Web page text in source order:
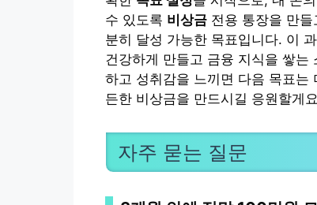
수 있도록 비상금 전용 통장을 만
분히 달성 가능한 목표입니다. 이
건강하게 만들고 금융 지식을 쌓
하고 성취감을 느끼면 다음 목표는
든한 비상금을 만드시길 응원할게
자주 묻는 질문